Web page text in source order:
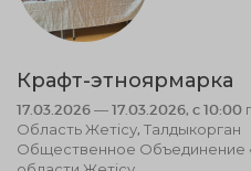
Крафт-этноярмарка
17.03.2026 — 17.03.2026, c 10:00
Область Жетісу, Талдыкорган
Общественное Объединение